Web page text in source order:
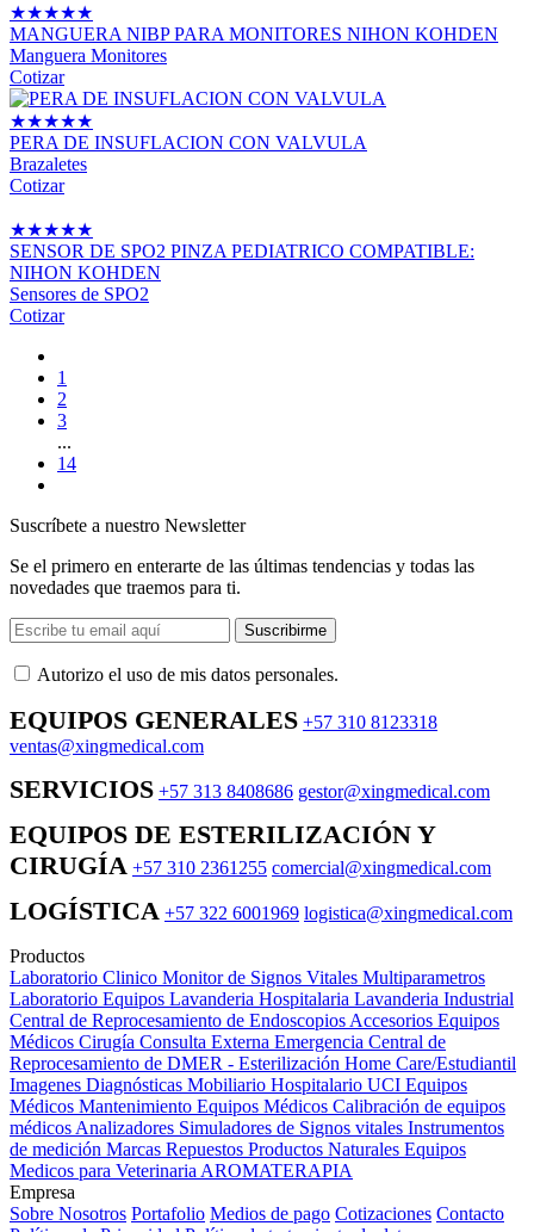
★★★★★
MANGUERA NIBP PARA MONITORES NIHON KOHDEN
Manguera Monitores
Cotizar
★★★★★
PERA DE INSUFLACION CON VALVULA
Brazaletes
Cotizar
★★★★★
SENSOR DE SPO2 PINZA PEDIATRICO COMPATIBLE:
NIHON KOHDEN
Sensores de SPO2
Cotizar
1
2
3
...
14
Suscríbete a nuestro Newsletter
Se el primero en enterarte de las últimas tendencias y todas las
novedades que traemos para ti.
Suscribirme
Autorizo ​​el uso de mis datos personales.
EQUIPOS GENERALES +57 310 8123318
ventas@xingmedical.com
SERVICIOS +57 313 8408686 gestor@xingmedical.com
EQUIPOS DE ESTERILIZACIÓN Y
CIRUGÍA +57 310 2361255 comercial@xingmedical.com
LOGÍSTICA +57 322 6001969 logistica@xingmedical.com
Productos
Laboratorio Clinico Monitor de Signos Vitales Multiparametros
Laboratorio Equipos Lavanderia Hospitalaria Lavanderia Industrial
Central de Reprocesamiento de Endoscopios Accesorios Equipos
Médicos Cirugía Consulta Externa Emergencia Central de
Reprocesamiento de DMER - Esterilización Home Care/Estudiantil
Imagenes Diagnósticas Mobiliario Hospitalario UCI Equipos
Médicos Mantenimiento Equipos Médicos Calibración de equipos
médicos Analizadores Simuladores de Signos vitales Instrumentos
de medición Marcas Repuestos Productos Naturales Equipos
Medicos para Veterinaria AROMATERAPIA
Empresa
Sobre Nosotros Portafolio Medios de pago Cotizaciones Contacto